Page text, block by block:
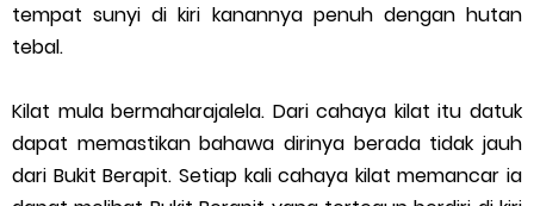
tempat sunyi di kiri kanannya penuh dengan hutan
tebal.
Kilat mula bermaharajalela. Dari cahaya kilat itu datuk
dapat memastikan bahawa dirinya berada tidak jauh
dari Bukit Berapit. Setiap kali cahaya kilat memancar ia